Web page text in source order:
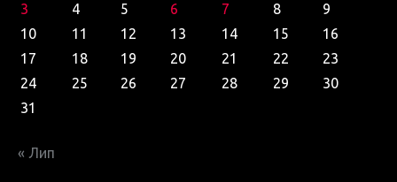
3
4 5 6 7 8
9
10
11 12 13 14 15
16
17
18 19 20 21 22
23
24
25 26 27 28 29
30
31
« Лип